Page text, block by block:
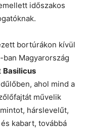
időszakos
bortúrákon kívül
Magyarország
Basilicus
ahol mind a
művelik
hárslevelűt,
kabart, továbbá